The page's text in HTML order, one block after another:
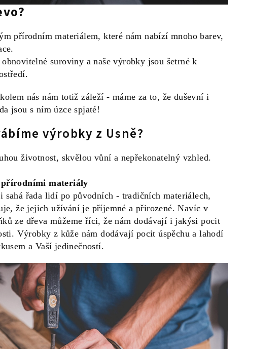
přírodním materiálem, které nám nabízí mnoho barev,
suroviny a naše výrobky jsou šetrné k
nás nám totiž záleží - máme za to, že duševní i
jsou s ním úzce spjaté!
výrobky z Usně?
životnost, skvělou vůní a nepřekonatelný vzhled.
přírodními materiály
sahá řada lidí po původních - tradičních materiálech,
že jejich užívání je příjemné a přirozené. Navíc v
ze dřeva můžeme říci, že nám dodávají i jakýsi pocit
Výrobky z kůže nám dodávají pocit úspěchu a lahodí
a Vaší jedinečností.